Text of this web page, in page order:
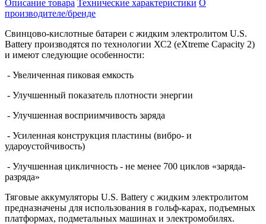
Описание товара Технические характеристики О
производителе/бренде
Свинцово-кислотные батареи с жидким электролитом U.S.
Battery производятся по технологии ХС2 (eXtreme Capacity 2)
и имеют следующие особенности:
- Увеличенная пиковая емкость
- Улучшенный показатель плотности энергии
- Улучшенная восприимчивость заряда
- Усиленная конструкция пластины (вибро- и
удароустойчивость)
- Улучшенная цикличность - не менее 700 циклов «заряда-
разряда»
Тяговые аккумуляторы U.S. Battery с жидким электролитом
предназначены для использования в гольф-карах, подъемных
платформах, подметальных машинах и электромобилях.